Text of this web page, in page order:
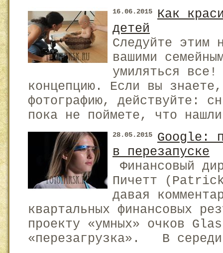
16.06.2015
Как
детей
Следуйте этим
вашими
умиляться
концепцию. Если вы
фотографию, действуйте:
пока не поймете, что
28.05.2015
Google:
в перезапуске
Финансовый
Пичетт
давая
квартальных финансовых
проекту «умных» очков
«перезагрузка». В